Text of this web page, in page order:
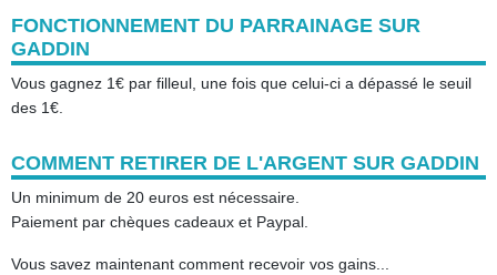
FONCTIONNEMENT DU PARRAINAGE SUR
GADDIN
Vous gagnez 1€ par filleul, une fois que celui-ci a dépassé le seuil
des 1€.
COMMENT RETIRER DE L'ARGENT SUR GADDIN
Un minimum de 20 euros est nécessaire.
Paiement par chèques cadeaux et Paypal.
Vous savez maintenant comment recevoir vos gains...